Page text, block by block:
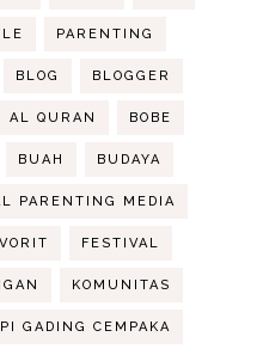
PARENTING
BLOG BLOGGER
AL QURAN BOBE
BUAH BUDAYA
PARENTING MEDIA
FESTIVAL
KOMUNITAS
GADING CEMPAKA